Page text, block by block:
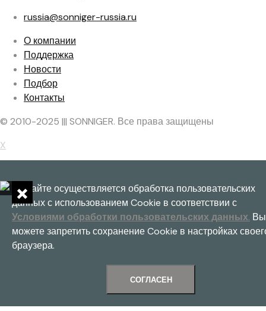
russia@sonniger-russia.ru
О компании
Поддержка
Новости
Подбор
Контакты
© 2010-2025 ||| SONNIGER. Все права защищены
X
На сайте осуществляется обработка пользовательских
данных с использованием Cookie в соответствии с
Условиями обработки пользовательских данных. Вы
можете запретить сохранение Cookie в настройках
браузера.
СОГЛАСЕН
×